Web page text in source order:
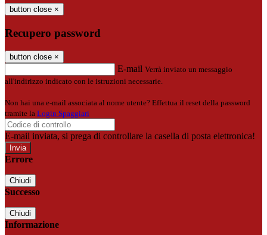
button close ×
Recupero password
button close ×
E-mail Verrà inviato un messaggio
all'indirizzo indicato con le istruzioni necessarie.
Non hai una e-mail associata al nome utente? Effettua il reset della password
tramite la Login Spaggiari
E-mail inviata, si prega di controllare la casella di posta elettronica!
Errore
Chiudi
Successo
Chiudi
Informazione